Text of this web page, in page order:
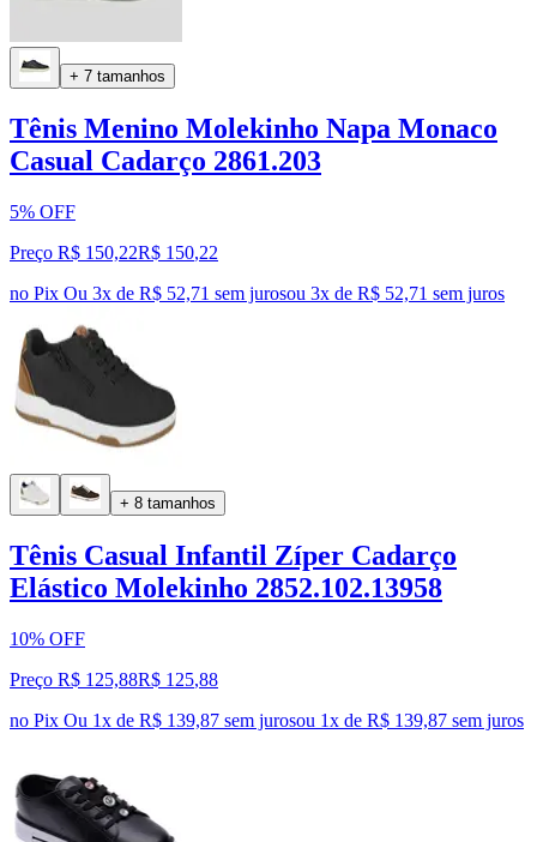
+ 7 tamanhos
Tênis Menino Molekinho Napa Monaco
Casual Cadarço 2861.203
5% OFF
Preço R$ 150,22R$ 150,22
no Pix Ou 3x de R$ 52,71 sem jurosou 3x de R$ 52,71 sem juros
+ 8 tamanhos
Tênis Casual Infantil Zíper Cadarço
Elástico Molekinho 2852.102.13958
10% OFF
Preço R$ 125,88R$ 125,88
no Pix Ou 1x de R$ 139,87 sem jurosou 1x de R$ 139,87 sem juros